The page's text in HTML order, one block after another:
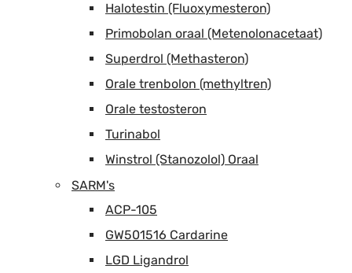
Halotestin (Fluoxymesteron)
Primobolan oraal (Metenolonacetaat)
Superdrol (Methasteron)
Orale trenbolon (methyltren)
Orale testosteron
Turinabol
Winstrol (Stanozolol) Oraal
SARM's
ACP-105
GW501516 Cardarine
LGD Ligandrol